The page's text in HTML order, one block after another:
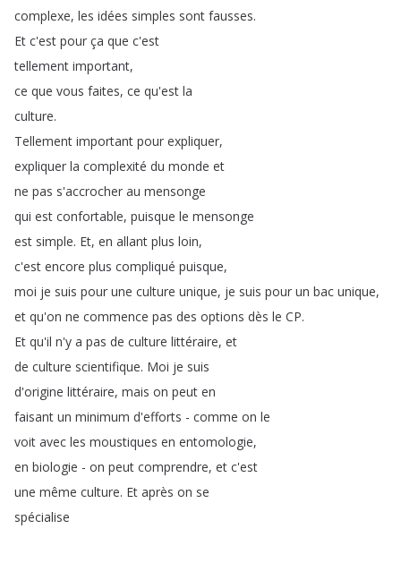
complexe, les idées simples sont fausses.
Et c'est pour ça que c'est
tellement important,
ce que vous faites, ce qu'est la
culture.
Tellement important pour expliquer,
expliquer la complexité du monde et
ne pas s'accrocher au mensonge
qui est confortable, puisque le mensonge
est simple. Et, en allant plus loin,
c'est encore plus compliqué puisque,
moi je suis pour une culture unique, je suis pour un bac unique,
et qu'on ne commence pas des options dès le CP.
Et qu'il n'y a pas de culture littéraire, et
de culture scientifique. Moi je suis
d'origine littéraire, mais on peut en
faisant un minimum d'efforts - comme on le
voit avec les moustiques en entomologie,
en biologie - on peut comprendre, et c'est
une même culture. Et après on se
spécialise